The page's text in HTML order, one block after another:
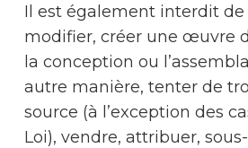
Il est également interdit de
modifier, créer une œuvre
la conception ou
autre manière, tenter de
source (à l’exception des
Loi), vendre, attribuer,